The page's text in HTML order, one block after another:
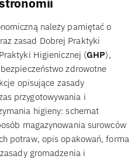
należy pamiętać o
zasad Dobrej Praktyki
Higienicznej (GHP),
zdrowotne
opisujące zasady
przygotowywania i
higieny: schemat
magazynowania surowców
potraw, opis opakowań, forma
gromadzenia i